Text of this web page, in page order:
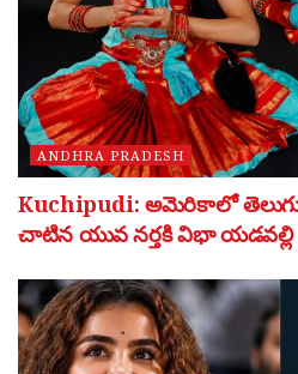
ANDHRA PRADESH
Kuchipudi: అమెరికాలో
చాటిన యువ నర్తకి విభా యడవల్లి